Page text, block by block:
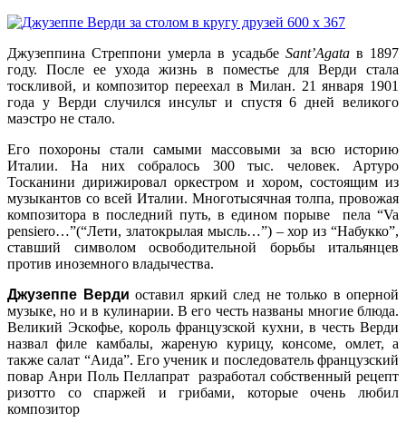
Джузеппина Стреппони умерла в усадьбе Sant’Agataв 1897
году. После ее ухода жизнь в поместье для Верди стала
тоскливой, и композитор переехал в Милан. 21 января 1901
года у Верди случился инсульт и спустя 6 дней великого
маэстро не стало.
Его похороны стали самыми массовыми за всю историю
Италии. На них собралось 300 тыс. человек. Артуро
Тосканини дирижировал оркестром и хором, состоящим из
музыкантов со всей Италии. Многотысячная толпа, провожая
композитора в последний путь, в едином порыве пела “Va
pensiero…”(“Лети, златокрылая мысль…”) – хор из “Набукко”,
ставший символом освободительной борьбы итальянцев
против иноземного владычества.
Джузеппе Верди оставил яркий след не только в оперной
музыке, но и в кулинарии. В его честь названы многие блюда.
Великий Эскофье, король французской кухни, в честь Верди
назвал филе камбалы, жареную курицу, консоме, омлет, а
также салат “Аида”. Его ученик и последователь французский
повар Анри Поль Пеллапрат разработал собственный рецепт
ризотто со спаржей и грибами, которые очень любил
композитор